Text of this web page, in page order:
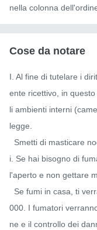
nella colonna
Cose da notare
I. Al fine di tutelare i
ente ricettivo, in
li ambienti interni
legge.
i. Se hai bisogno di
l'aperto e non gettare
000. I fumatori
ne e il controllo dei